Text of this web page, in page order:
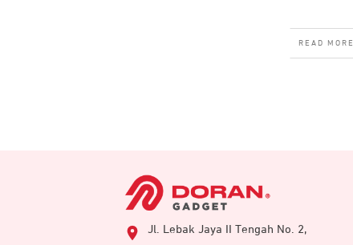
READ MORE
Jl. Lebak Jaya II Tengah No. 2,